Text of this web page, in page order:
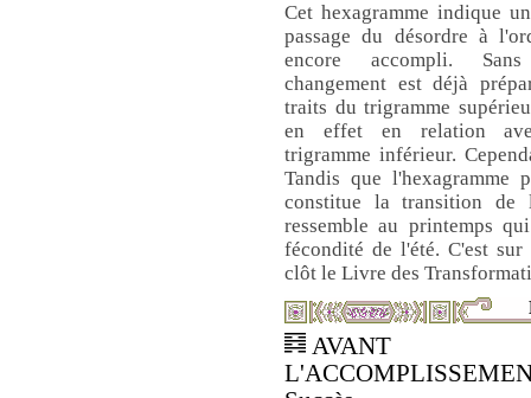
Cet hexagramme indique
passage du désordre à
encore accompli.
changement est déjà
traits du trigramme
en effet en relation
trigramme inférieur.
Tandis que l'hexagramme
constitue la transition de
ressemble au printemps
fécondité de l'été. C'est
clôt le Livre des
AVANT